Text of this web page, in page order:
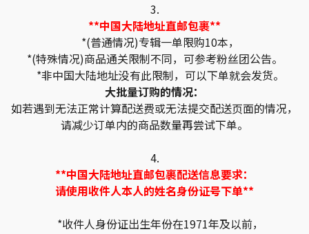
3.
**中国大陆地址直邮包裹**
*(普通情况)专辑一单限购10本，
*(特殊情况)商品通关限制不同，可参考粉丝团公告。
*非中国大陆地址没有此限制，可以下单就会发货。
大批量订购的情况：
如若遇到无法正常计算配送费或无法提交配送页面的情况，
请减少订单内的商品数量再尝试下单。
4.
**中国大陆地址直邮包裹配送信息要求：
请使用收件人本人的姓名身份证号下单**
*收件人身份证出生年份在1971年及以前，